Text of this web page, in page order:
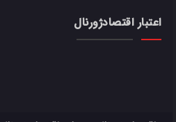
اعتبار اقتصادژورنال